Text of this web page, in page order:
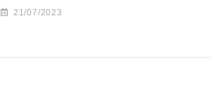
de Freguesia S. João de Ver
21/07/2023